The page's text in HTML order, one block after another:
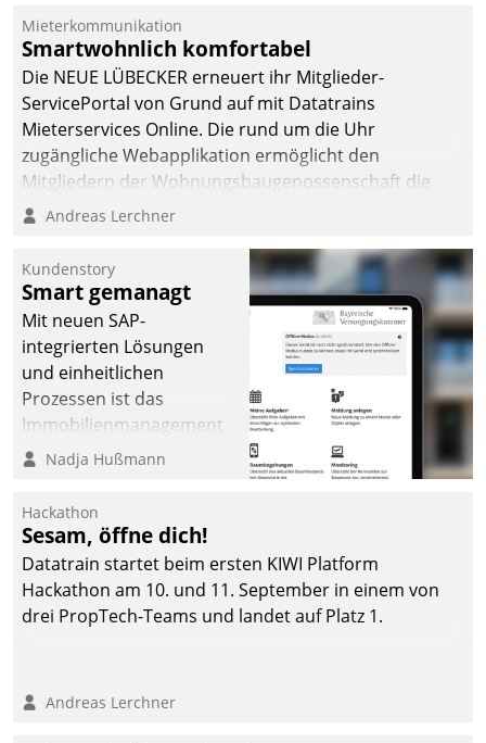
Mieterkommunikation
Smartwohnlich komfortabel
Die NEUE LÜBECKER erneuert ihr Mitglieder-
ServicePortal von Grund auf mit Datatrains
Mieterservices Online. Die rund um die Uhr
zugängliche Webapplikation ermöglicht den
Mitgliedern der Wohnungs­bau­genossenschaft die
Kontaktaufnahme per Smartphone, Tablet oder PC.
Andreas Lerchner
Kundenstory
Smart gemanagt
Mit neuen SAP-
integrierten Lösungen
und einheitlichen
Prozessen ist das
Immobilienmanagement
der Bayerischen
Ressort Kapitalanlage für
künftige Aufgaben und
Herausforderungen
gerüstet.
Nadja Hußmann
Hackathon
Sesam, öffne dich!
Datatrain startet beim ersten KIWI Platform
Hackathon am 10. und 11. September in einem von
drei PropTech-Teams und landet auf Platz 1.
Andreas Lerchner